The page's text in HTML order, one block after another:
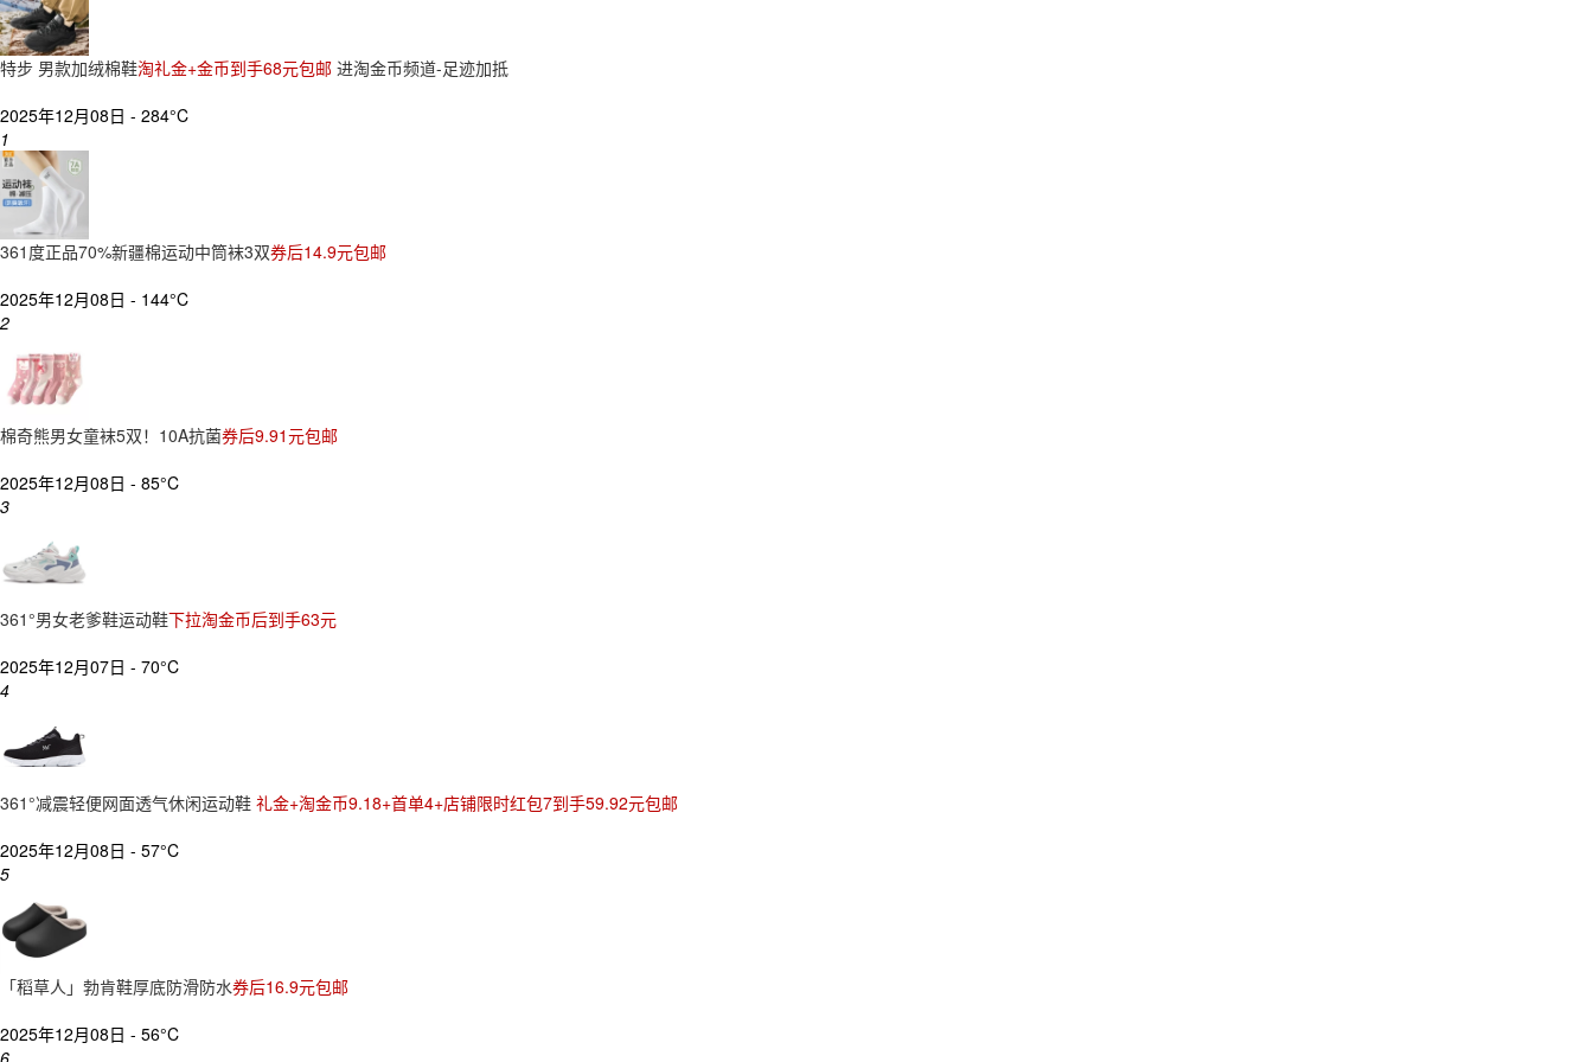
特步 男款加绒棉鞋淘礼金+金币到手68元包邮 进淘金币频道-足迹加抵
2025年12月08日 - 284°C
1
361度正品70%新疆棉运动中筒袜3双券后14.9元包邮
2025年12月08日 - 144°C
2
棉奇熊男女童袜5双！10A抗菌券后9.91元包邮
2025年12月08日 - 85°C
3
361°男女老爹鞋运动鞋下拉淘金币后到手63元
2025年12月07日 - 70°C
4
361°减震轻便网面透气休闲运动鞋 礼金+淘金币9.18+首单4+店铺限时红包7到手59.92元包邮
2025年12月08日 - 57°C
5
「稻草人」勃肯鞋厚底防滑防水券后16.9元包邮
2025年12月08日 - 56°C
6